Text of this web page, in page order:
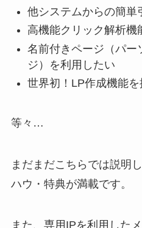
他システムからの簡単
高機能クリック解析機
名前付きページ（パー
ジ）を利用したい
世界初！LP作成機能
等々…
まだまだこちらでは説明
ハウ・特典が満載です。
また、専用IPを利用した